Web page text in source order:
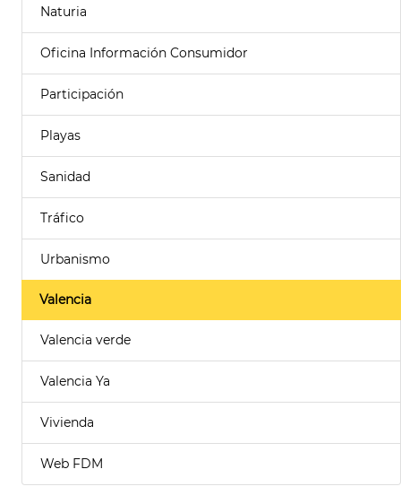
Naturia
Oficina Información Consumidor
Participación
Playas
Sanidad
Tráfico
Urbanismo
Valencia
Valencia verde
Valencia Ya
Vivienda
Web FDM